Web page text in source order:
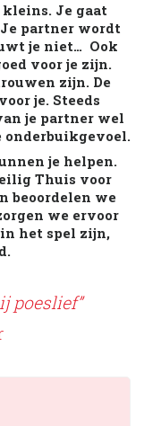
Je gaat
partner wordt
je niet… Ook
voor je zijn.
zijn. De
je. Steeds
je partner wel
onderbuikgevoel.
je helpen.
Thuis voor
beoordelen we
we ervoor
het spel zijn,
poeslief”